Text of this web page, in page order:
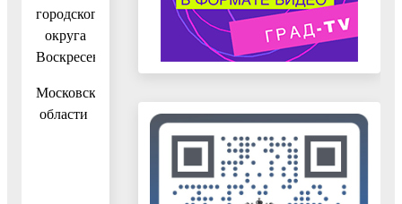
городского
округа
Воскресенск
Московской
области